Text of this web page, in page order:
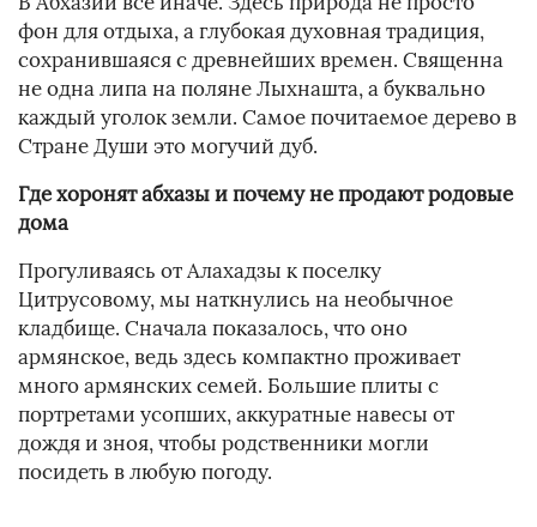
фон для отдыха, а глубокая духовная традиция,
сохранившаяся с древнейших времен. Священна
не одна липа на поляне Лыхнашта, а буквально
каждый уголок земли. Самое почитаемое дерево в
Стране Души это могучий дуб.
Где хоронят абхазы и почему не продают родовые
дома
Прогуливаясь от Алахадзы к поселку
Цитрусовому, мы наткнулись на необычное
кладбище. Сначала показалось, что оно
армянское, ведь здесь компактно проживает
много армянских семей. Большие плиты с
портретами усопших, аккуратные навесы от
дождя и зноя, чтобы родственники могли
посидеть в любую погоду.